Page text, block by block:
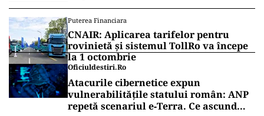
Puterea Financiara
CNAIR: Aplicarea tarifelor pentru
rovinietă și sistemul TollRo va începe
la 1 octombrie
Oficiuldestiri.ro
Atacurile cibernetice expun
vulnerabilitățile statului român: ANP
repetă scenariul e‑Terra. Ce ascund